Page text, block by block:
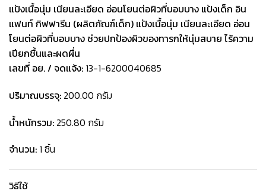
แป้งเนื้อนุ่ม เนียนละเอียด อ่อนโยนต่อผิวที่บอบบาง แป้งเด็ก อิน
แฟนท์ กิฟฟารีน (ผลิตภัณฑ์เด็ก) แป้งเนื้อนุ่ม เนียนละเอียด อ่อน
โยนต่อผิวที่บอบบาง ช่วยปกป้องผิวของทารกให้นุ่มสบาย ไร้ความ
เปียกชื้นและผดผื่น
เลขที่ อย. / จดแจ้ง: 13-1-6200040685
ปริมาณบรรจุ: 200.00 กรัม
น้ำหนักรวม: 250.80 กรัม
จำนวน: 1 ชิ้น
วิธีใช้